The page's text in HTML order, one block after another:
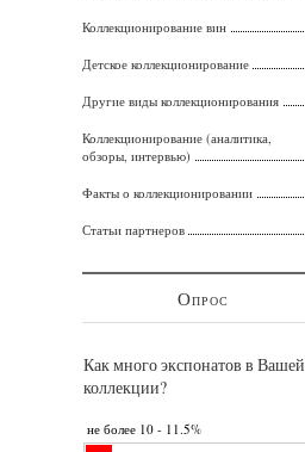
Коллекционирование вин
Детское коллекционирование
Другие виды коллекционирования
Коллекционирование (аналитика,
обзоры, интервью)
Факты о коллекционировании
Статьи партнеров
Опрос
Как много экспонатов в Вашей
коллекции?
не более 10 - 11.5%